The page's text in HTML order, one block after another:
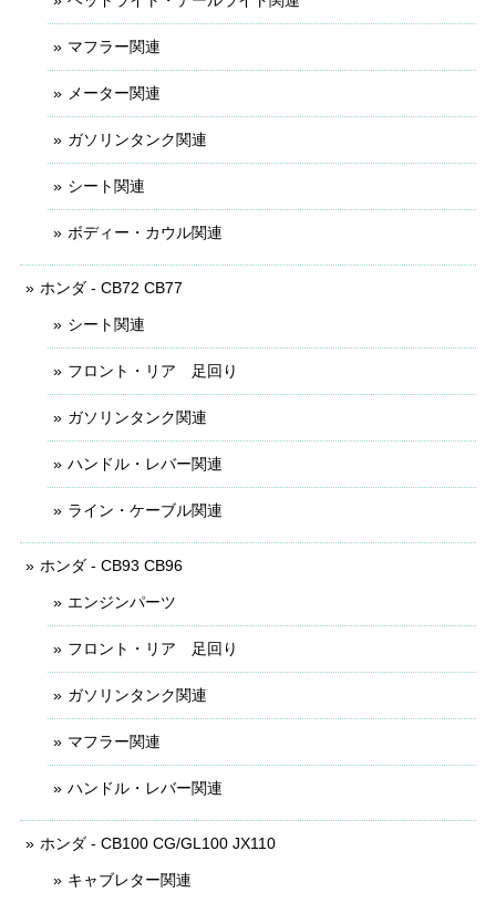
マフラー関連
メーター関連
ガソリンタンク関連
シート関連
ボディー・カウル関連
ホンダ - CB72 CB77
シート関連
フロント・リア 足回り
ガソリンタンク関連
ハンドル・レバー関連
ライン・ケーブル関連
ホンダ - CB93 CB96
エンジンパーツ
フロント・リア 足回り
ガソリンタンク関連
マフラー関連
ハンドル・レバー関連
ホンダ - CB100 CG/GL100 JX110
キャブレター関連